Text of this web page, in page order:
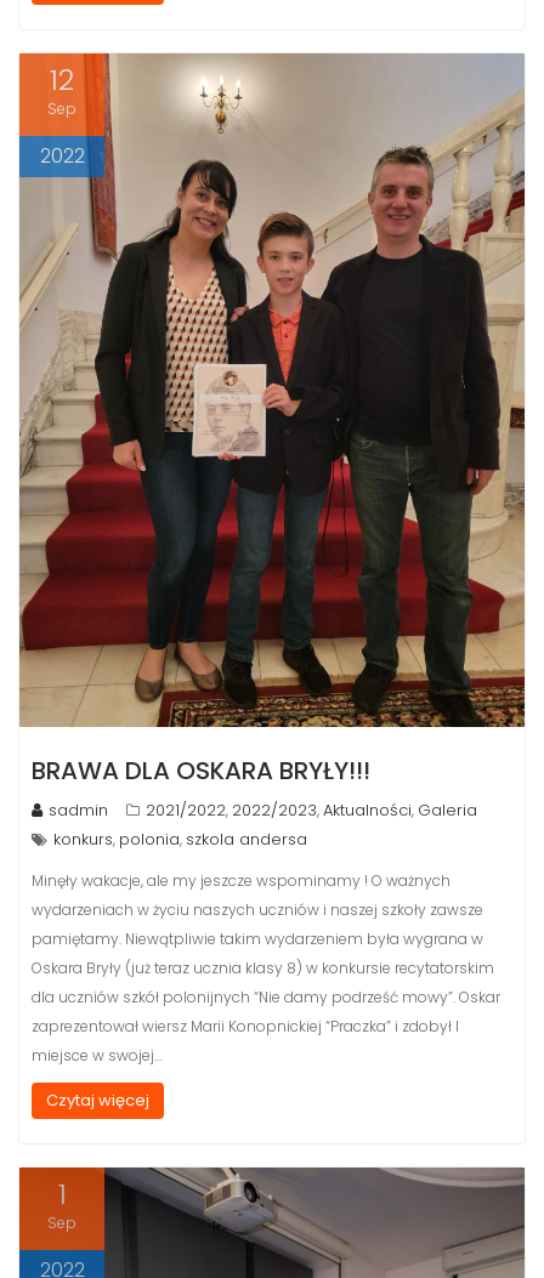
12
Sep
2022
BRAWA DLA OSKARA BRYŁY!!!
sadmin 2021/2022, 2022/2023,Aktualności, Galeria
konkurs, polonia, szkola andersa
Minęły wakacje, ale my jeszcze wspominamy ! O ważnych
wydarzeniach w życiu naszych uczniów i naszej szkoły zawsze
pamiętamy. Niewątpliwie takim wydarzeniem była wygrana w
Oskara Bryły (już teraz ucznia klasy 8) w konkursie recytatorskim
dla uczniów szkół polonijnych “Nie damy podrześć mowy”. Oskar
zaprezentował wiersz Marii Konopnickiej “Praczka” i zdobył I
miejsce w swojej…
Czytaj więcej
1
Sep
2022